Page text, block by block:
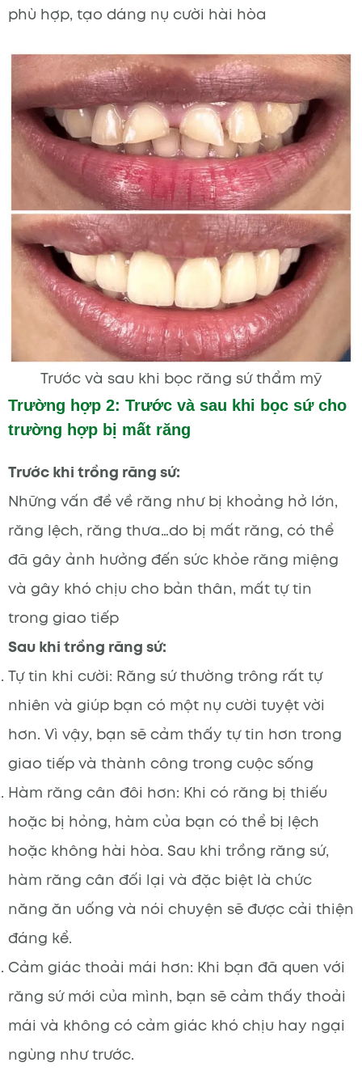
phù hợp, tạo dáng nụ cười hài hòa
Trước và sau khi bọc răng sứ thẩm mỹ
Trường hợp 2: Trước và sau khi bọc sứ cho
trường hợp bị mất răng
Trước khi trồng răng sứ:
Những vấn đề về răng như bị khoảng hở lớn,
răng lệch, răng thưa…do bị mất răng, có thể
đã gây ảnh hưởng đến sức khỏe răng miệng
và gây khó chịu cho bản thân, mất tự tin
trong giao tiếp
Sau khi trồng răng sứ:
Tự tin khi cười: Răng sứ thường trông rất tự
nhiên và giúp bạn có một nụ cười tuyệt vời
hơn. Vì vậy, bạn sẽ cảm thấy tự tin hơn trong
giao tiếp và thành công trong cuộc sống
Hàm răng cân đôi hơn: Khi có răng bị thiếu
hoặc bị hỏng, hàm của bạn có thể bị lệch
hoặc không hài hòa. Sau khi trồng răng sứ,
hàm răng cân đối lại và đặc biệt là chức
năng ăn uống và nói chuyện sẽ được cải thiện
đáng kể.
Cảm giác thoải mái hơn: Khi bạn đã quen với
răng sứ mới của mình, bạn sẽ cảm thấy thoải
mái và không có cảm giác khó chịu hay ngại
ngùng như trước.